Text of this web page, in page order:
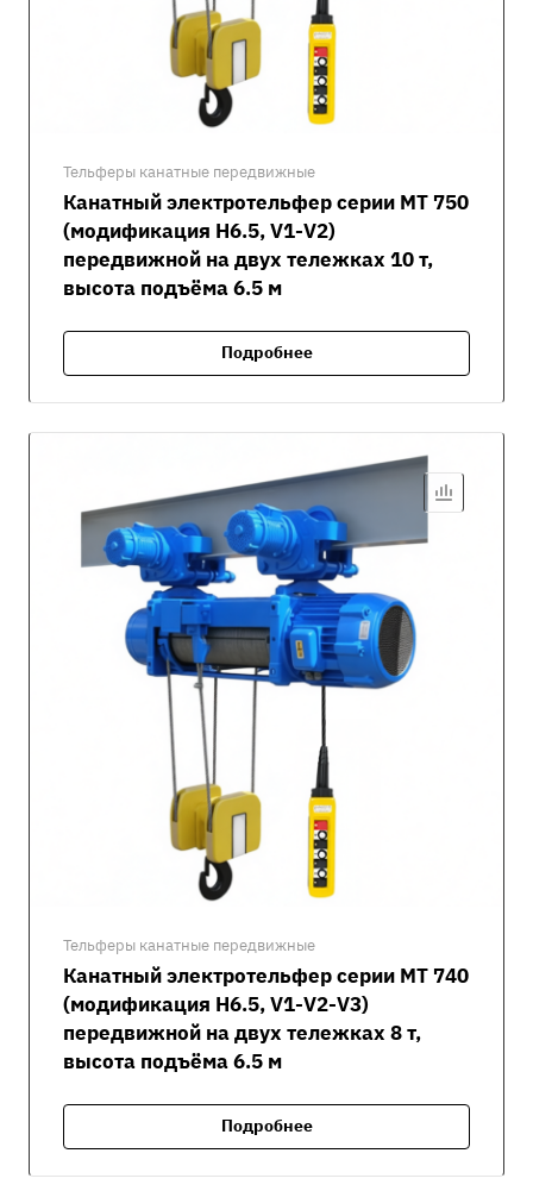
Тельферы канатные передвижные
Канатный электротельфер серии MT 750
(модификация H6.5, V1-V2)
передвижной на двух тележках 10 т,
высота подъёма 6.5 м
Подробнее
Тельферы канатные передвижные
Канатный электротельфер серии MT 740
(модификация H6.5, V1-V2-V3)
передвижной на двух тележках 8 т,
высота подъёма 6.5 м
Подробнее